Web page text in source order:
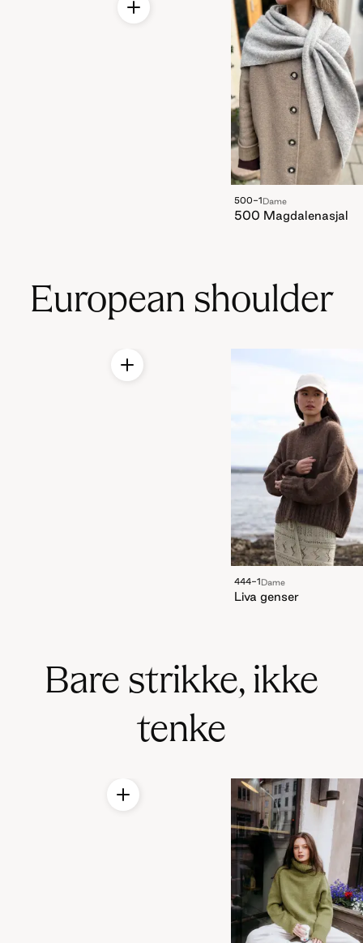
500-1Dame
500 Magdalenasjal
European shoulder
444-1 Dame
Liva genser
Bare strikke, ikke
tenke